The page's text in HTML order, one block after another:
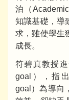
泊（
知識基礎，導
求，雖使學生
成長。
符碧真教授
goal），指
goal）為導向